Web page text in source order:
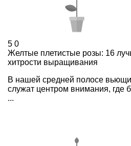
5 0
Желтые плетистые розы: 16
хитрости выращивания
В нашей средней полосе
служат центром внимания, где
...